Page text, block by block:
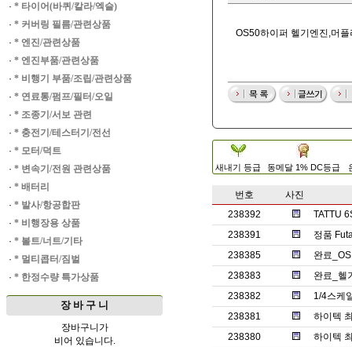
· * 타이어(바퀴/칼라/엑슬)
· * 커버링 필름/관련상품
· * 엔진/관련상품
· * 엔진부품/관련상품
· * 비행기 부품/조립/관련상품
· * 연료통/펌프/필터/오일
· * 조종기/서보 관련
· * 충전기/테스터기/전선
· * 모터/덕트
· * 변속기/전원 관련상품
· * 배터리
· * 발사/항공합판
· * 비행장용 상품
· * 볼트/너트/기타
· * 멀티콥터/짐벌
· * 한정수량 특가상품
장 바 구 니
장바구니가
비어 있습니다.
OS50하이퍼 헬기엔진,머
새내기 등급 동메달 1% DC등급
번호
사진
238392
TATTU
238391
정품
238385
완료
238383
완료_헬
238382
1/4스케
238381
하이텍
238380
하이텍